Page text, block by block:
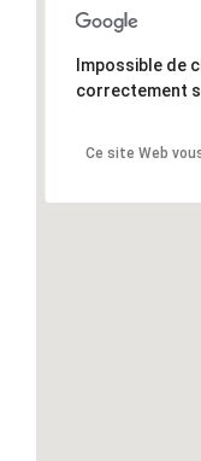
Impossible de
correctement
Ce site Web